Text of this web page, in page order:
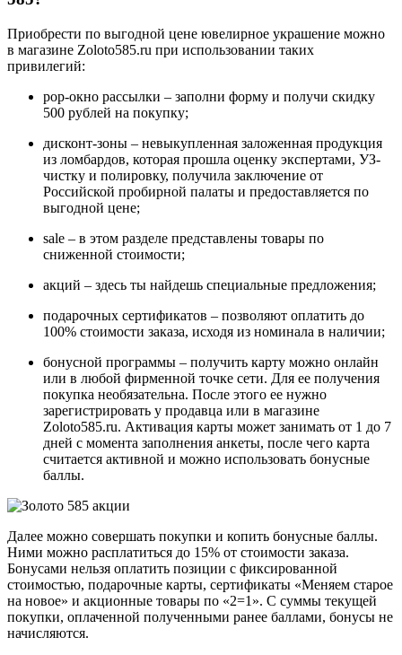
Приобрести по выгодной цене ювелирное украшение можно
в магазине Zoloto585.ru при использовании таких
привилегий:
pop-окно рассылки – заполни форму и получи скидку
500 рублей на покупку;
дисконт-зоны – невыкупленная заложенная продукция
из ломбардов, которая прошла оценку экспертами, УЗ-
чистку и полировку, получила заключение от
Российской пробирной палаты и предоставляется по
выгодной цене;
sale – в этом разделе представлены товары по
сниженной стоимости;
акций – здесь ты найдешь специальные предложения;
подарочных сертификатов – позволяют оплатить до
100% стоимости заказа, исходя из номинала в наличии;
бонусной программы – получить карту можно онлайн
или в любой фирменной точке сети. Для ее получения
покупка необязательна. После этого ее нужно
зарегистрировать у продавца или в магазине
Zoloto585.ru. Активация карты может занимать от 1 до 7
дней с момента заполнения анкеты, после чего карта
считается активной и можно использовать бонусные
баллы.
Далее можно совершать покупки и копить бонусные баллы.
Ними можно расплатиться до 15% от стоимости заказа.
Бонусами нельзя оплатить позиции с фиксированной
стоимостью, подарочные карты, сертификаты «Меняем старое
на новое» и акционные товары по «2=1». С суммы текущей
покупки, оплаченной полученными ранее баллами, бонусы не
начисляются.